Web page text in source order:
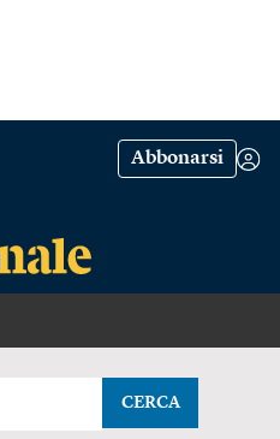
Abbonarsi
CERCA